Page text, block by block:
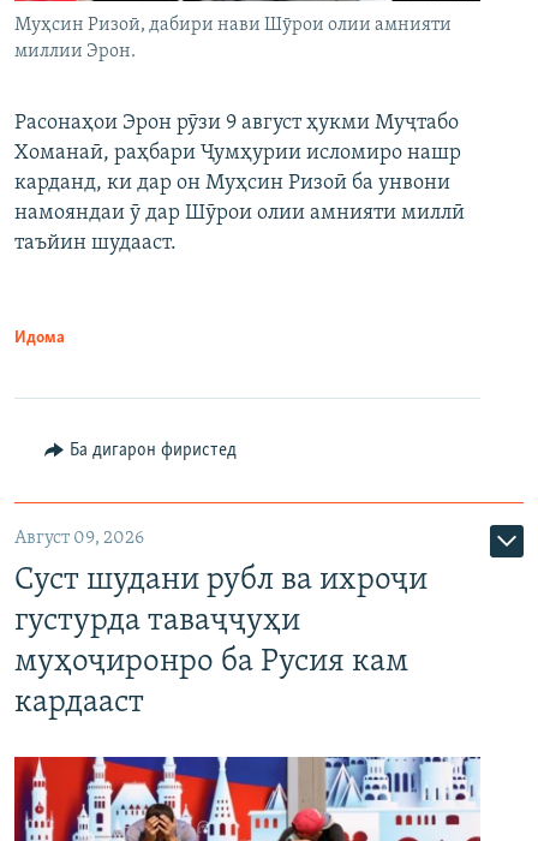
Муҳсин Ризоӣ, дабири нави Шӯрои олии амнияти
миллии Эрон.
Расонаҳои Эрон рӯзи 9 август ҳукми Муҷтабо
Хоманаӣ, раҳбари Ҷумҳурии исломиро нашр
карданд, ки дар он Муҳсин Ризоӣ ба унвони
намояндаи ӯ дар Шӯрои олии амнияти миллӣ
таъйин шудааст.
Идома
Ба дигарон фиристед
Август 09, 2026
Суст шудани рубл ва ихроҷи
густурда таваҷҷуҳи
муҳоҷиронро ба Русия кам
кардааст